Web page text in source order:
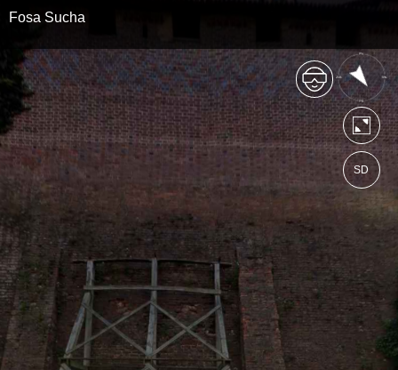
https://
Mapa serwisu
Fosa Sucha
SD